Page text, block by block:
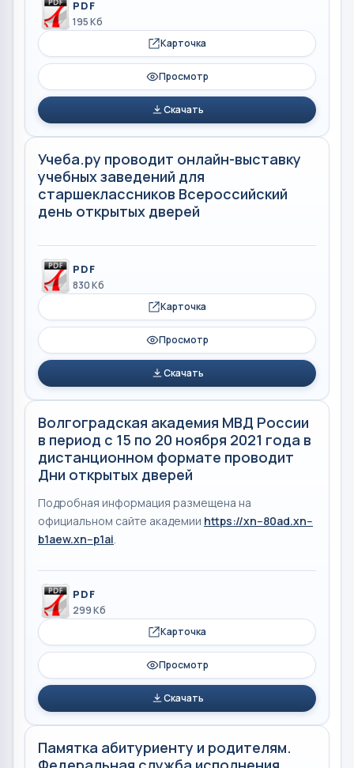
PDF
195 Кб
Карточка
Просмотр
Скачать
Учеба.ру проводит онлайн-выставку
учебных заведений для
старшеклассников Всероссийский
день открытых дверей
PDF
830 Кб
Карточка
Просмотр
Скачать
Волгоградская академия МВД России
в период с 15 по 20 ноября 2021 года в
дистанционном формате проводит
Дни открытых дверей
Подробная информация размещена на
официальном сайте академии https://xn--80ad.xn--
b1aew.xn--p1ai.
PDF
299 Кб
Карточка
Просмотр
Скачать
Памятка абитуриенту и родителям.